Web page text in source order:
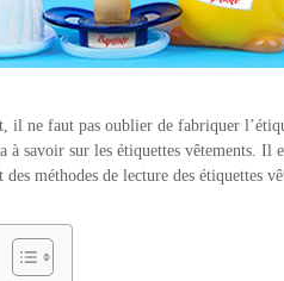
il ne faut pas oublier de fabriquer
savoir sur les étiquettes vêtements. Il
des méthodes de lecture des étiquettes